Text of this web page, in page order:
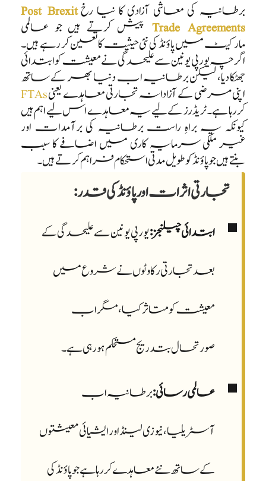
برطانیہ کی معاشی آزادی کا نیا رخPost Brexit
Trade Agreements پیش کرتے ہیں جو عالمی
مارکیٹ میں پاؤنڈ کی نئی حیثیت کا تعین کر رہے ہیں۔
اگرچہ یورپی یونین سے علیحدگی نے معیشت کو ابتدائی
جھٹکا دیا، لیکن برطانیہ اب دنیا بھر کے ساتھ
اپنی مرضی کے آزادانہ تجارتی معاہدے یعنیFTAs
کر رہا ہے۔ ٹریڈرز کے لیے یہ معاہدے اس لیے اہم ہیں
کیونکہ یہ براہِ راست برطانیہ کی برآمدات اور
غیر ملکی سرمایہ کاری میں اضافے کا سبب
بنتے ہیں جو پاؤنڈ کو طویل مدتی استحکام فراہم کرتے ہیں۔
تجارتی اثرات اور پاؤنڈ کی قدر:
ابتدائی چیلنجز:یورپی یونین سے علیحدگی کے
بعد تجارتی رکاوٹوں نے شروع میں
معیشت کو متاثر کیا، مگر اب
صورتحال بتدریج مستحکم ہو رہی ہے۔
عالمی رسائی:برطانیہ اب
آسٹریلیا، نیوزی لینڈ اور ایشیائی معیشتوں
کے ساتھ نئے معاہدے کر رہا ہے جو پاؤنڈ کی